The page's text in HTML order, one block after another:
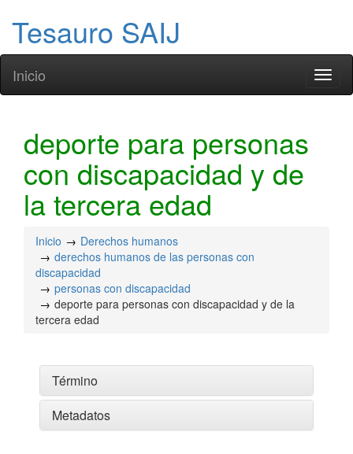
Tesauro SAIJ
Inicio
deporte para personas
con discapacidad y de
la tercera edad
Inicio
Derechos humanos
derechos humanos de las personas con
discapacidad
personas con discapacidad
deporte para personas con discapacidad y de la
tercera edad
Término
Metadatos